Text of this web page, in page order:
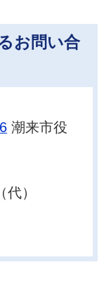
お問い合
潮来市役
）